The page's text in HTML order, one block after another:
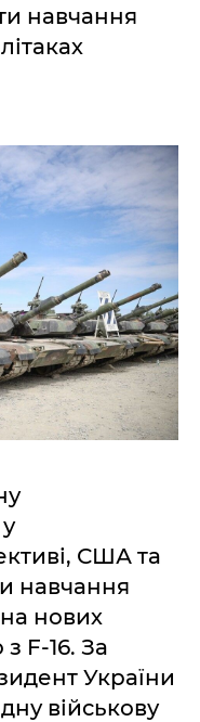
навчання
США та
навчання
на нових
F-16. За
України
військову